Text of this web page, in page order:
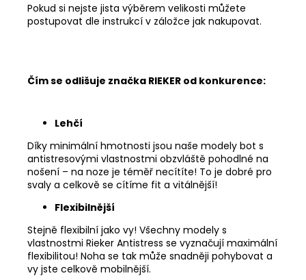
Pokud si nejste jista výběrem velikosti můžete
postupovat dle instrukcí v záložce jak nakupovat.
Čím se odlišuje značka RIEKER od konkurence:
Lehčí
Díky minimální hmotnosti jsou naše modely bot s
antistresovými vlastnostmi obzvláště pohodlné na
nošení – na noze je téměř necítíte! To je dobré pro
svaly a celkově se cítíme fit a vitálnější!
Flexibilnější
Stejně flexibilní jako vy! Všechny modely s
vlastnostmi Rieker Antistress se vyznačují maximální
flexibilitou! Noha se tak může snadněji pohybovat a
vy jste celkově mobilnější.